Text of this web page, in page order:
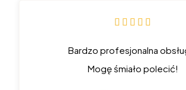
    
Bardzo profesjonalna
Mogę śmiało polecić!